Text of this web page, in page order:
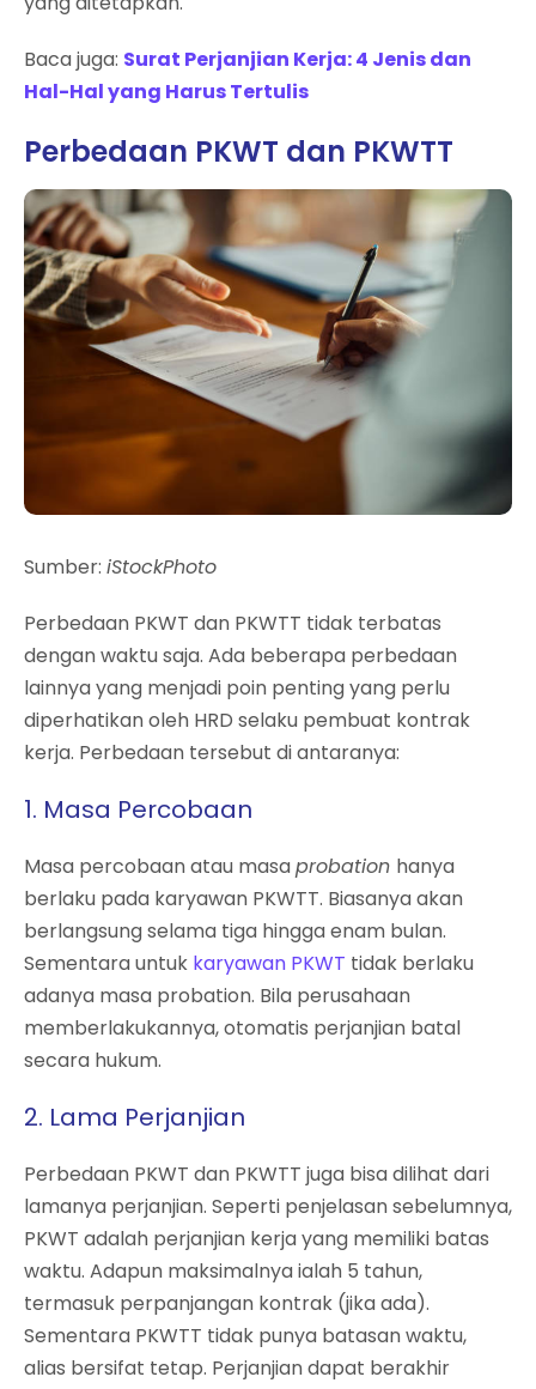
Baca juga: Surat Perjanjian Kerja: 4 Jenis dan
Hal-Hal yang Harus Tertulis
Perbedaan PKWT dan PKWTT
Sumber: iStockPhoto
Perbedaan PKWT dan PKWTT tidak terbatas
dengan waktu saja. Ada beberapa perbedaan
lainnya yang menjadi poin penting yang perlu
diperhatikan oleh HRD selaku pembuat kontrak
kerja. Perbedaan tersebut di antaranya:
1. Masa Percobaan
Masa percobaan atau masaprobation hanya
berlaku pada karyawan PKWTT. Biasanya akan
berlangsung selama tiga hingga enam bulan.
Sementara untuk karyawan PKWT tidak berlaku
adanya masa probation. Bila perusahaan
memberlakukannya, otomatis perjanjian batal
secara hukum.
2. Lama Perjanjian
Perbedaan PKWT dan PKWTT juga bisa dilihat dari
lamanya perjanjian. Seperti penjelasan sebelumnya,
PKWT adalah perjanjian kerja yang memiliki batas
waktu. Adapun maksimalnya ialah 5 tahun,
termasuk perpanjangan kontrak (jika ada).
Sementara PKWTT tidak punya batasan waktu,
alias bersifat tetap. Perjanjian dapat berakhir